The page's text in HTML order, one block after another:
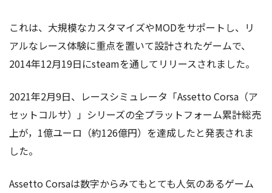
これは、大規模なカスタマイズやMODをサポートし、リ
アルなレース体験に重点を置いて設計されたゲームで、
2014年12月19日にsteamを通してリリースされました。
2021年2月9日、レースシミュレータ「Assetto Corsa（ア
セットコルサ）」シリーズの全プラットフォーム累計総売
上が，1億ユーロ（約126億円）を達成したと発表されま
した。
Assetto Corsaは数字からみてもとても人気のあるゲーム